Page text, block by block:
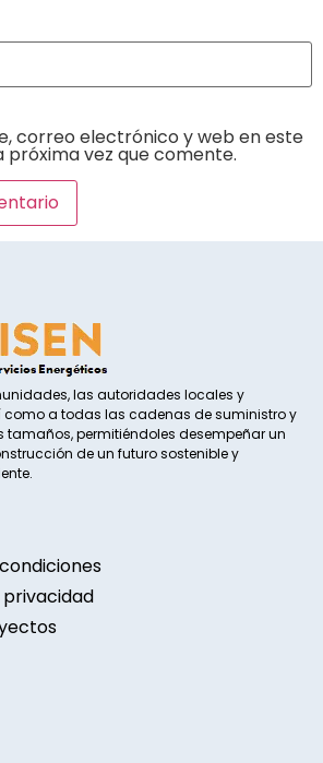
correo electrónico y web en este
próxima vez que comente.
las autoridades locales y
a todas las cadenas de suministro y
tamaños, permitiéndoles desempeñar un
de un futuro sostenible y